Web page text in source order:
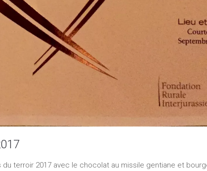
terroir 2017 avec le chocolat au missile gentiane et